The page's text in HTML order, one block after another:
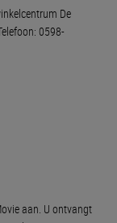
De
0598-
aan. U ontvangt